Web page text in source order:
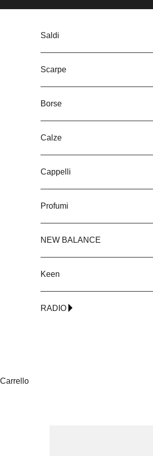
Saldi
Scarpe
Borse
Calze
Cappelli
Profumi
NEW BALANCE
Keen
RADIO
Carrello